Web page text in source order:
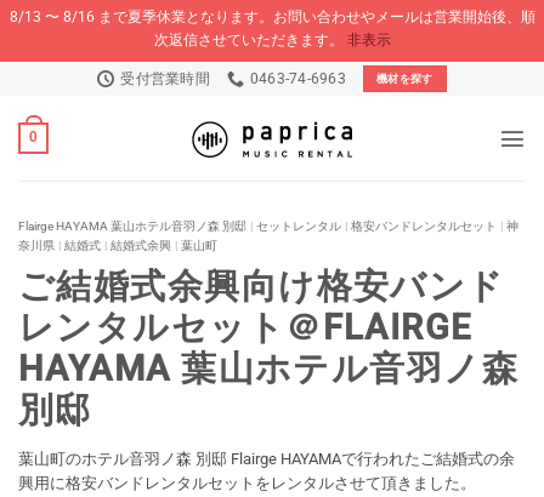
8/13 〜 8/16 まで夏季休業となります。お問い合わせやメールは営業開始後、順
次返信させていただきます。 非表示
content
受付営業時間 0463-74-6963 機材を探す
0
Flairge HAYAMA 葉山ホテル音羽ノ森 別邸 | セットレンタル | 格安バンドレンタルセット | 神
奈川県 | 結婚式 | 結婚式余興 | 葉山町
ご結婚式余興向け格安バンド
レンタルセット＠FLAIRGE
HAYAMA 葉山ホテル音羽ノ森
別邸
葉山町のホテル音羽ノ森 別邸 Flairge HAYAMAで行われたご結婚式の余
興用に格安バンドレンタルセットをレンタルさせて頂きました。